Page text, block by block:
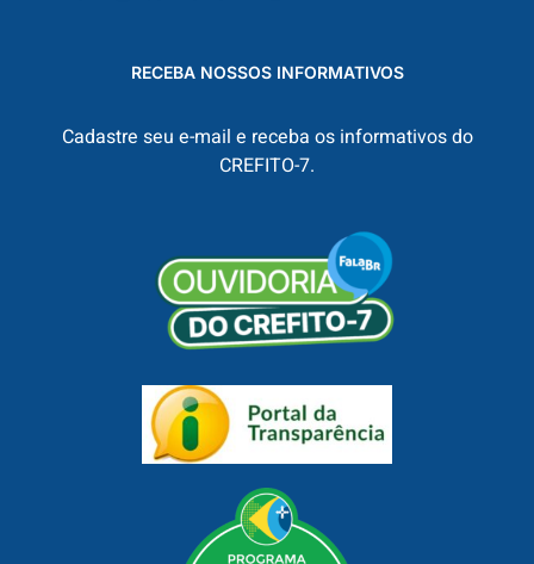
RECEBA NOSSOS INFORMATIVOS
Cadastre seu e-mail e receba os informativos do
CREFITO-7.